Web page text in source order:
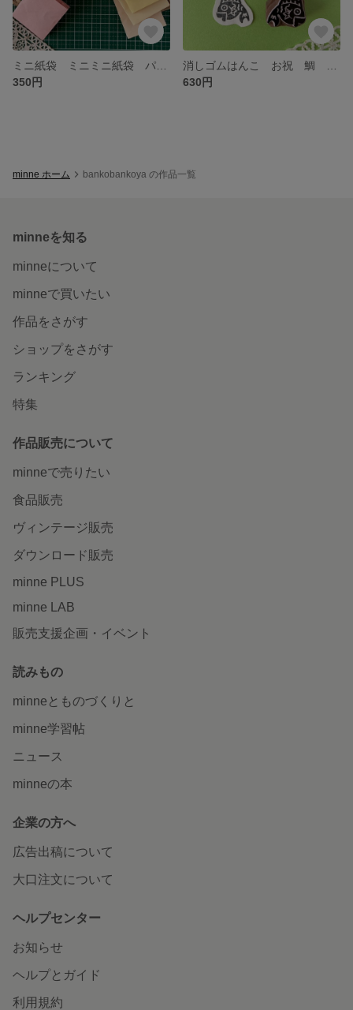
350円
630円
minne ホーム bankobankoya の作品一覧
minneを知る
minneについて
minneで買いたい
作品をさがす
ショップをさがす
ランキング
特集
作品販売について
minneで売りたい
食品販売
ヴィンテージ販売
ダウンロード販売
minne PLUS
minne LAB
販売支援企画・イベント
読みもの
minneとものづくりと
minne学習帖
ニュース
minneの本
企業の方へ
広告出稿について
大口注文について
ヘルプセンター
お知らせ
ヘルプとガイド
利用規約